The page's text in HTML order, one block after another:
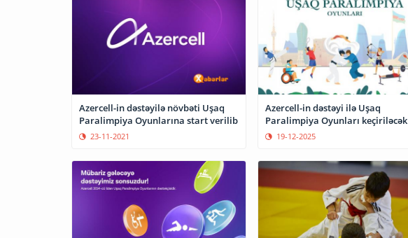
Azercell-in dəstəyilə növbəti Uşaq
Paralimpiya Oyunlarına start verilib
23-11-2021
Azercell-in dəstəyi ilə Uşaq
Paralimpiya Oyunları keçiriləcək
19-12-2025